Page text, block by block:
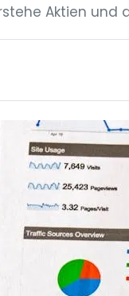
Aktien